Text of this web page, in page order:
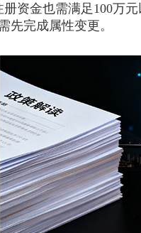
资金也需满足100万
先完成属性变更。